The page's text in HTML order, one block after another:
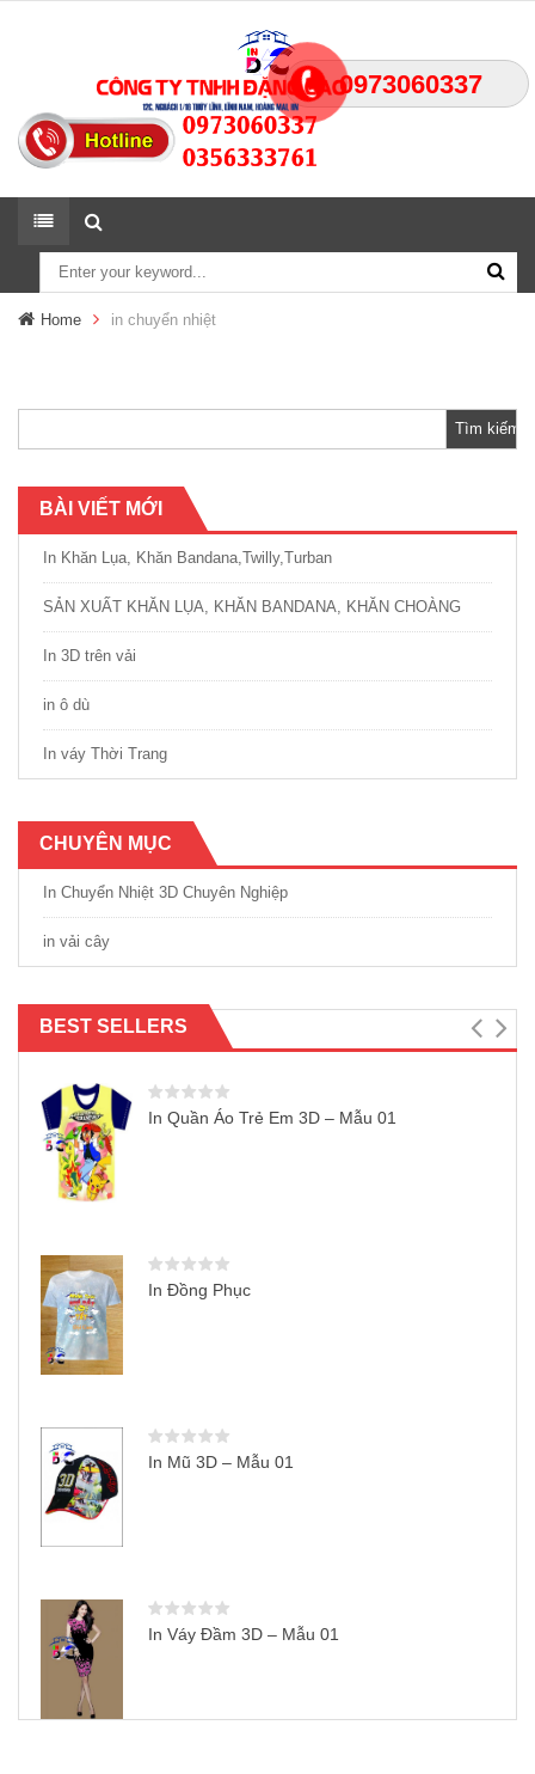
0973060337
Home in chuyển nhiệt
BÀI VIẾT MỚI
In Khăn Lụa, Khăn Bandana,Twilly,Turban
SẢN XUẤT KHĂN LỤA, KHĂN BANDANA, KHĂN CHOÀNG
In 3D trên vải
in ô dù
In váy Thời Trang
CHUYÊN MỤC
In Chuyển Nhiệt 3D Chuyên Nghiệp
in vải cây
BEST SELLERS
In Quần Áo Trẻ Em 3D – Mẫu 01
In Đồng Phục
In Mũ 3D – Mẫu 01
In Váy Đầm 3D – Mẫu 01